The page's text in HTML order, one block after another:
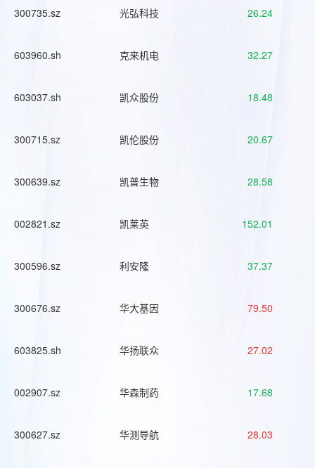
300735.sz 光弘科技 26.24
603960.sh 克来机电 32.27
603037.sh 凯众股份 18.48
300715.sz 凯伦股份 20.67
300639.sz 凯普生物 28.58
002821.sz 凯莱英 152.01
300596.sz 利安隆 37.37
300676.sz 华大基因 79.50
603825.sh 华扬联众 27.02
002907.sz 华森制药 17.68
300627.sz 华测导航 28.03